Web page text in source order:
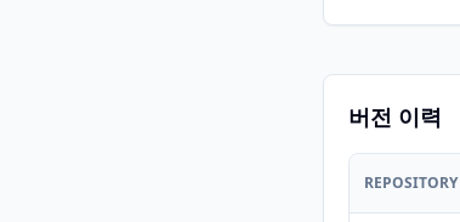
버전 이력
REPOSITORY